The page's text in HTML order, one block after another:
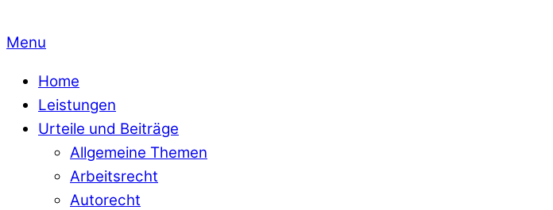
Menu
Home
Leistungen
Urteile und Beiträge
Allgemeine Themen
Arbeitsrecht
Autorecht